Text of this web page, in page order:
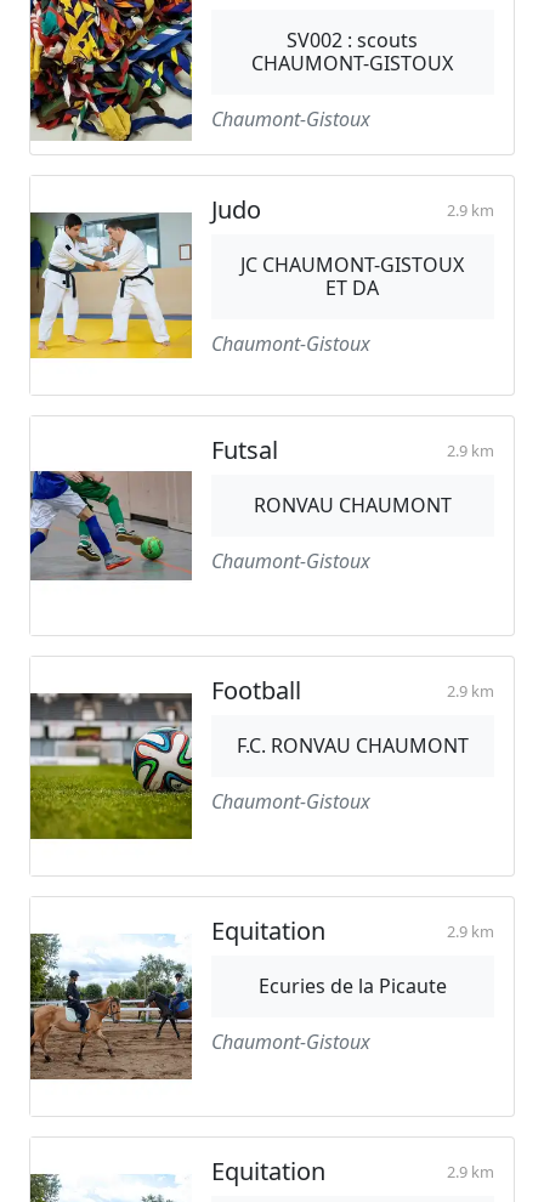
SV002 : scouts
CHAUMONT-GISTOUX
Chaumont-Gistoux
Judo 2.9 km
JC CHAUMONT-GISTOUX
ET DA
Chaumont-Gistoux
Futsal 2.9 km
RONVAU CHAUMONT
Chaumont-Gistoux
Football 2.9 km
F.C. RONVAU CHAUMONT
Chaumont-Gistoux
Equitation 2.9 km
Ecuries de la Picaute
Chaumont-Gistoux
Equitation 2.9 km